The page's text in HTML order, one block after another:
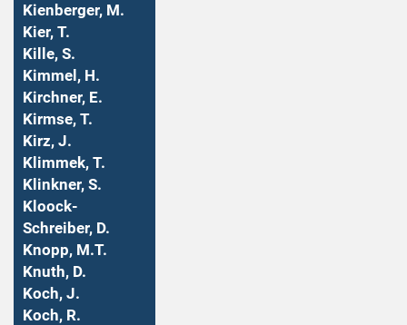
Kienberger, M.
Kier, T.
Kille, S.
Kimmel, H.
Kirchner, E.
Kirmse, T.
Kirz, J.
Klimmek, T.
Klinkner, S.
Kloock-
Schreiber, D.
Knopp, M.T.
Knuth, D.
Koch, J.
Koch, R.